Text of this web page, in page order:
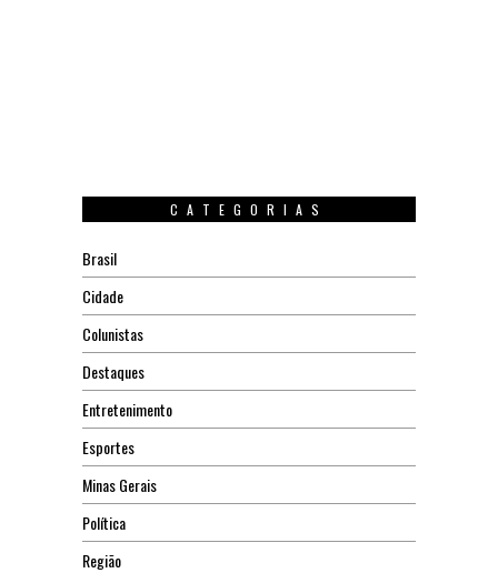
CATEGORIAS
Brasil
Cidade
Colunistas
Destaques
Entretenimento
Esportes
Minas Gerais
Política
Região